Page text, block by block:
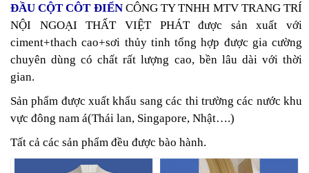
ĐẦU CỘT CÔT ĐIỂN CÔNG TY TNHH MTV TRANG TRÍ
NỘI NGOẠI THẤT VIỆT PHÁT được sản xuất với
ciment+thach cao+sơi thủy tinh tổng hợp được gia cường
chuyên dùng có chất rất lượng cao, bền lâu dài với thời
gian.
Sản phẩm được xuất khẩu sang các thi trường các nước khu
vực đông nam á(Thái lan, Singapore, Nhật….)
Tất cả các sản phẩm đều được bào hành.